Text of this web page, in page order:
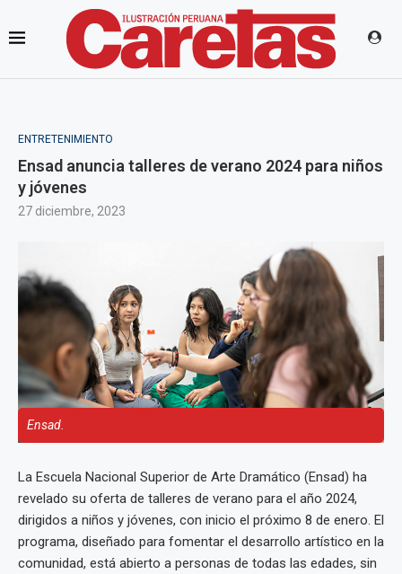
ENTRETENIMIENTO
Ensad anuncia talleres de verano 2024 para niños
y jóvenes
27 diciembre, 2023
Ensad.
La Escuela Nacional Superior de Arte Dramático (Ensad) ha
revelado su oferta de talleres de verano para el año 2024,
dirigidos a niños y jóvenes, con inicio el próximo 8 de enero. El
programa, diseñado para fomentar el desarrollo artístico en la
comunidad, está abierto a personas de todas las edades, sin